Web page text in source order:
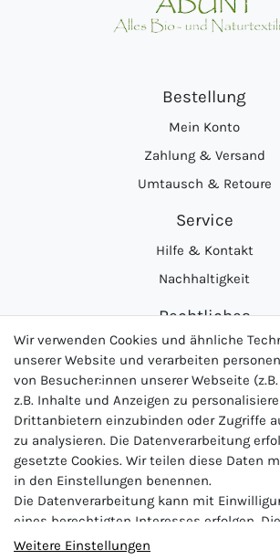
Bestellung
Mein Konto
Zahlung & Versand
Umtausch & Retoure
Service
Hilfe & Kontakt
Nachhaltigkeit
Rechtliches
AGB
Datenschutzerklärung
Widerrufsrecht
Impressum
Logo von DHL für
Wir verwenden Cookies und ähnliche
unserer Website und verarbeiten
von Besucher:innen unserer Webseite
z.B. Inhalte und Anzeigen zu
Drittanbietern einzubinden oder Zugriffe
zu analysieren. Die Datenverarbeitung
gesetzte Cookies. Wir teilen diese Daten
in den Einstellungen benennen.
Die Datenverarbeitung kann mit
eines berechtigten Interesses erfolgen.
kann erteilt oder abgelehnt werden. Es
Weitere Einstellungen